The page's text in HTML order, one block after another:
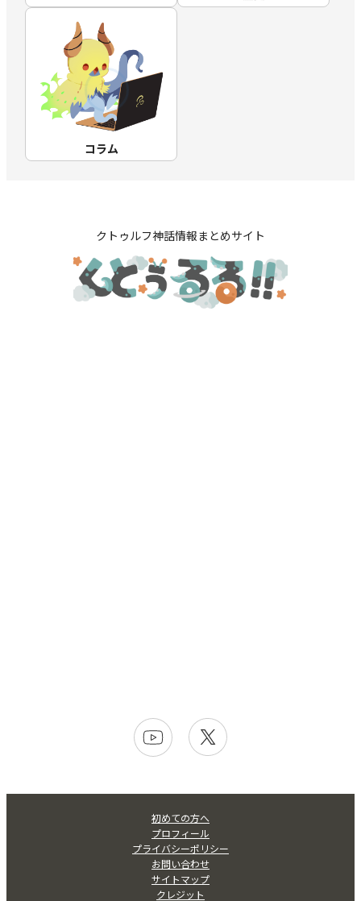
コラム
クトゥルフ神話情報まとめサイト
初めての方へ
プロフィール
プライバシーポリシー
お問い合わせ
サイトマップ
クレジット